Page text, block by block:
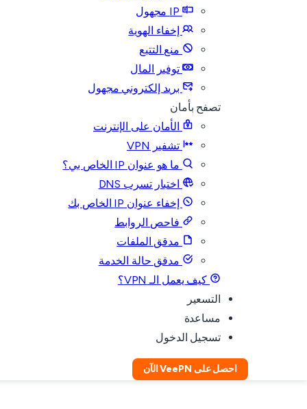
إخفاء الهوية
منع التتبع
توفير المال
بريد إلكتروني مجهول
تصفح بأمان
الأمان على الإنترنت
تشفير VPN
ما هو عنوان IP الخاص بي؟
اختبار تسرب DNS
إخفاء عنوان IP الخاص بك
فاحص الروابط
مدقق الملفات
مدقق حالة الخدمة
كيف يعمل الـ VPN؟
التسعير
مساعدة
تسجيل الدخول
احصل على VeePN الآن